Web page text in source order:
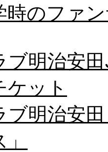
時のファ
ブ明治安
ケット
ブ明治安